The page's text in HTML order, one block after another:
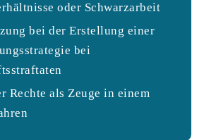
oder Schwarzarbeit
bei der Erstellung einer
bei
Rechte als Zeuge in einem